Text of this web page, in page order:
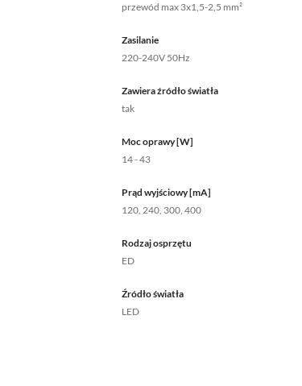
przewód max 3x1,5-2,5 mm²
Zasilanie
220-240V 50Hz
Zawiera źródło światła
tak
Moc oprawy [W]
14 - 43
Prąd wyjściowy [mA]
120, 240, 300, 400
Rodzaj osprzętu
ED
Źródło światła
LED